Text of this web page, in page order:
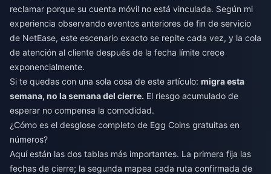
reclamar porque su cuenta móvil no está vinculada. Según mi
experiencia observando eventos anteriores de fin de servicio
de NetEase, este escenario exacto se repite cada vez, y la cola
de atención al cliente después de la fecha límite crece
exponencialmente.
Si te quedas con una sola cosa de este artículo: migra esta
semana, no la semana del cierre. El riesgo acumulado de
esperar no compensa la comodidad.
¿Cómo es el desglose completo de Egg Coins gratuitas en
números?
Aquí están las dos tablas más importantes. La primera fija las
fechas de cierre; la segunda mapea cada ruta confirmada de